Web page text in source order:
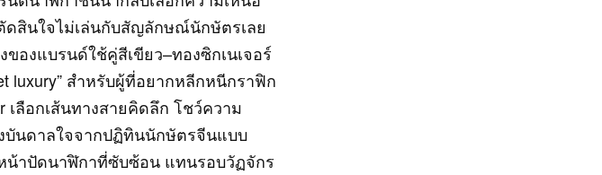
ดสินใจไม่เล่นกับสัญลักษณ์นักษัตรเลย
องแบรนด์ใช้คู่สีเขียว–ทองซิกเนเจอร์
luxury” สำหรับผู้ที่อยากหลีกหนีกราฟิก
เลือกเส้นทางสายคิดลึก โชว์ความ
บันดาลใจจากปฏิทินนักษัตรจีนแบบ
น้าปัดนาฬิกาที่ซับซ้อน แทนรอบวัฏจักร